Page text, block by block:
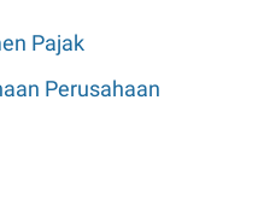
Pajak
Perusahaan